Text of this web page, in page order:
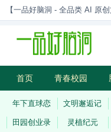
【一品好脑洞 - 全品类 AI 原
首页 青春校园
历史权谋 武侠江湖
年下直球恋 文明邂逅记
田园创业录 灵植纪元